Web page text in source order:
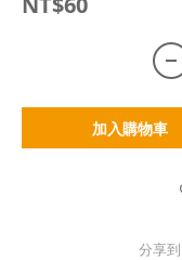
加入購物車
分享到